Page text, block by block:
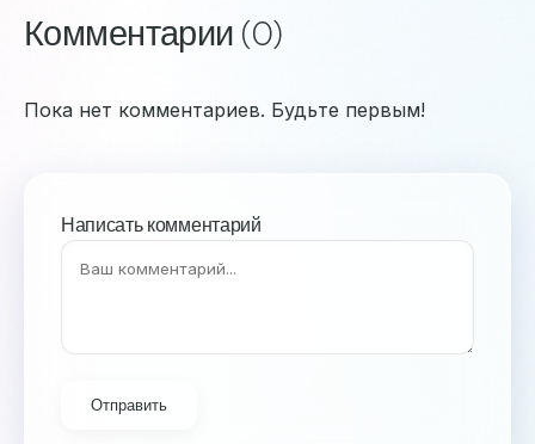
Комментарии (0)
Пока нет комментариев. Будьте первым!
Написать комментарий
Отправить